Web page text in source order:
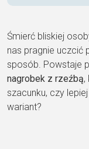
Śmierć bliskiej
nas pragnie uczcić
sposób. Powstaje
nagrobek z rzeźbą,
szacunku, czy
wariant?